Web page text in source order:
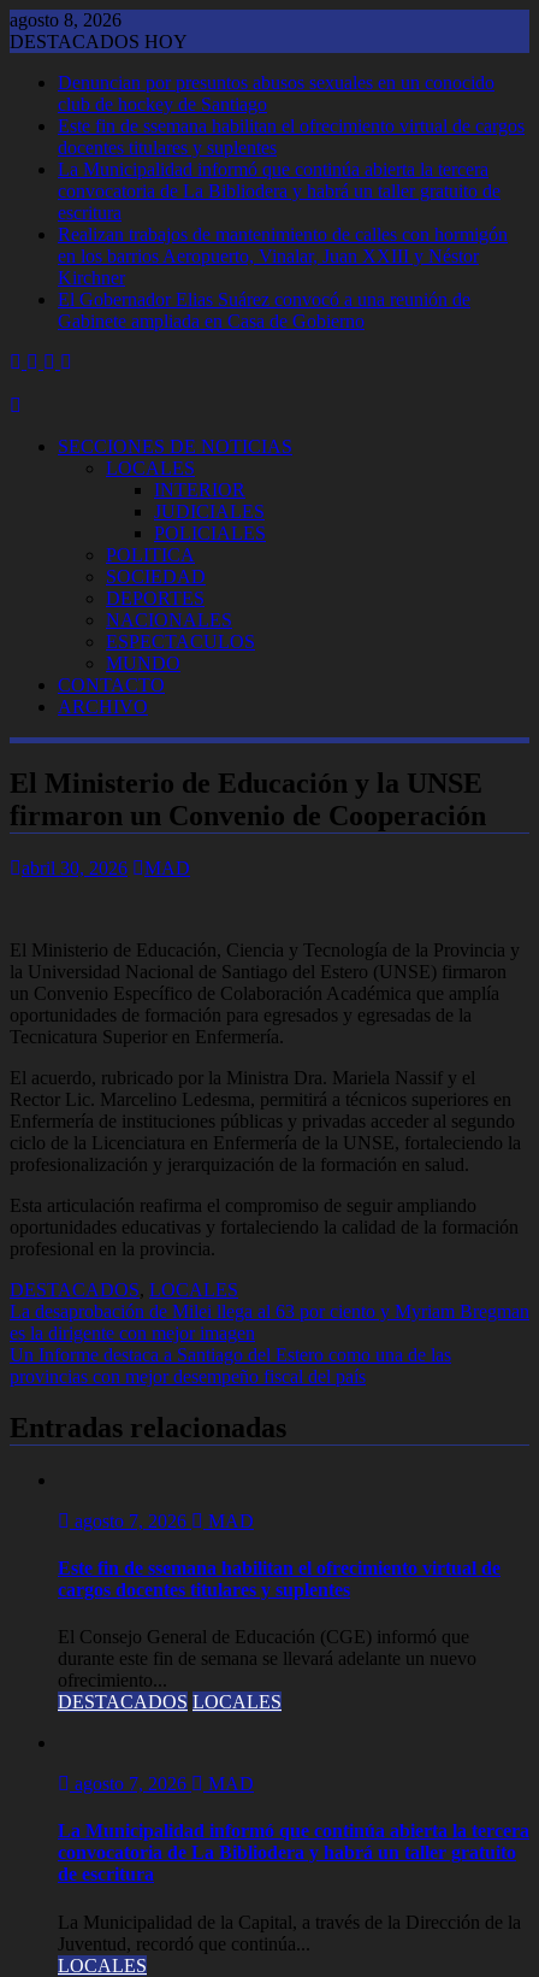
Saltar
al
agosto 8, 2026
DESTACADOS HOY
Denuncian por presuntos abusos sexuales en un conocido
club de hockey de Santiago
Este fin de ssemana habilitan el ofrecimiento virtual de cargos
docentes titulares y suplentes
La Municipalidad informó que continúa abierta la tercera
convocatoria de La Bibliodera y habrá un taller gratuito de
escritura
Realizan trabajos de mantenimiento de calles con hormigón
en los barrios Aeropuerto, Vinalar, Juan XXIII y Néstor
Kirchner
El Gobernador Elias Suárez convocó a una reunión de
Gabinete ampliada en Casa de Gobierno
SECCIONES DE NOTICIAS
LOCALES
INTERIOR
JUDICIALES
POLICIALES
POLITICA
SOCIEDAD
DEPORTES
NACIONALES
ESPECTACULOS
MUNDO
CONTACTO
ARCHIVO
El Ministerio de Educación y la UNSE
firmaron un Convenio de Cooperación
abril 30, 2026 MAD
El Ministerio de Educación, Ciencia y Tecnología de la Provincia y
la Universidad Nacional de Santiago del Estero (UNSE) firmaron
un Convenio Específico de Colaboración Académica que amplía
oportunidades de formación para egresados y egresadas de la
Tecnicatura Superior en Enfermería.
El acuerdo, rubricado por la Ministra Dra. Mariela Nassif y el
Rector Lic. Marcelino Ledesma, permitirá a técnicos superiores en
Enfermería de instituciones públicas y privadas acceder al segundo
ciclo de la Licenciatura en Enfermería de la UNSE, fortaleciendo la
profesionalización y jerarquización de la formación en salud.
Esta articulación reafirma el compromiso de seguir ampliando
oportunidades educativas y fortaleciendo la calidad de la formación
profesional en la provincia.
DESTACADOS, LOCALES
Navegación
de
entradas
La desaprobación de Milei llega al 63 por ciento y Myriam Bregman
es la dirigente con mejor imagen
Un Informe destaca a Santiago del Estero como una de las
provincias con mejor desempeño fiscal del país
Entradas relacionadas
agosto 7, 2026 MAD
Este fin de ssemana habilitan el ofrecimiento virtual de
cargos docentes titulares y suplentes
El Consejo General de Educación (CGE) informó que
durante este fin de semana se llevará adelante un nuevo
ofrecimiento...
DESTACADOS LOCALES
agosto 7, 2026 MAD
La Municipalidad informó que continúa abierta la tercera
convocatoria de La Bibliodera y habrá un taller gratuito
de escritura
La Municipalidad de la Capital, a través de la Dirección de la
Juventud, recordó que continúa...
LOCALES